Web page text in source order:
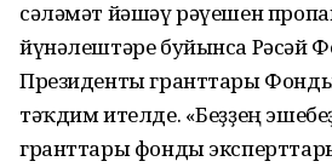
сәләмәт йәшәү рәүешен
йүнәлештәре буйынса Рәсәй
Президенты гранттары
тәҡдим ителде. «Беҙҙең
гранттары фонды